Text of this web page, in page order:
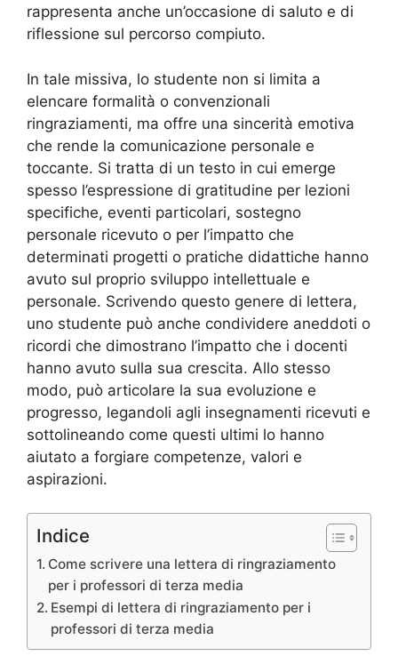
rappresenta anche un’occasione di saluto e di
riflessione sul percorso compiuto.
In tale missiva, lo studente non si limita a
elencare formalità o convenzionali
ringraziamenti, ma offre una sincerità emotiva
che rende la comunicazione personale e
toccante. Si tratta di un testo in cui emerge
spesso l’espressione di gratitudine per lezioni
specifiche, eventi particolari, sostegno
personale ricevuto o per l’impatto che
determinati progetti o pratiche didattiche hanno
avuto sul proprio sviluppo intellettuale e
personale. Scrivendo questo genere di lettera,
uno studente può anche condividere aneddoti o
ricordi che dimostrano l’impatto che i docenti
hanno avuto sulla sua crescita. Allo stesso
modo, può articolare la sua evoluzione e
progresso, legandoli agli insegnamenti ricevuti e
sottolineando come questi ultimi lo hanno
aiutato a forgiare competenze, valori e
aspirazioni.
Indice
Come scrivere una lettera di ringraziamento
per i professori di terza media
Esempi di lettera di ringraziamento per i
professori di terza media